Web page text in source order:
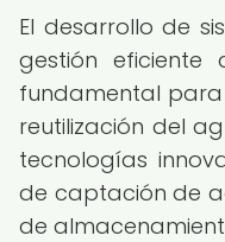
El desarrollo de
gestión
fundamental
reutilización del
tecnologías
de captación de
de